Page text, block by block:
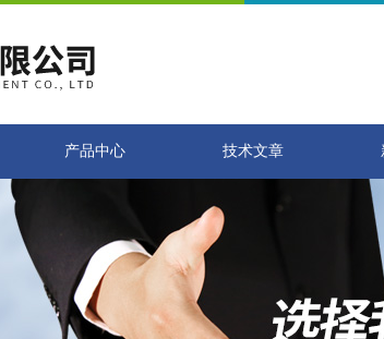
产品中心 技术文章